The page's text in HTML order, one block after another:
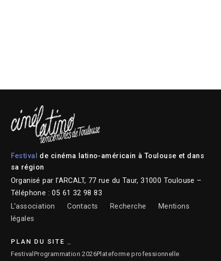
Festival de cinéma latino-américain à Toulouse et dans
sa région
Organisé par l’ARCALT, 77 rue du Taur, 31000 Toulouse –
Téléphone : 05 61 32 98 83
L’association
Contacts Recherche
Mentions
légales
PLAN DU SITE
Festival Programmation 2026Plateforme professionnelle